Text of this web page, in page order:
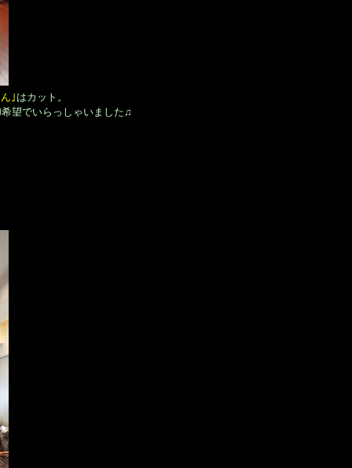
｣ はカット。
望でいらっしゃいました♫